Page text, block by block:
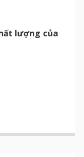
lượng của